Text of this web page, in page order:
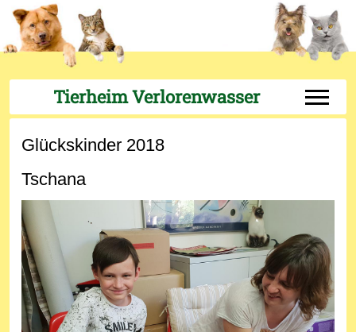
Tierheim Verlorenwasser Off-
Glückskinder 2018
Tschana